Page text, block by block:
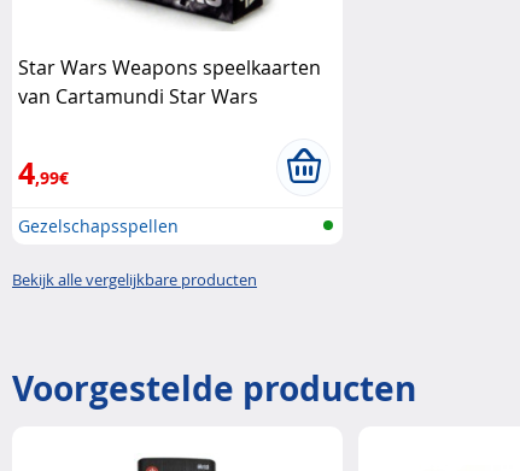
Star Wars Weapons speelkaarten
van Cartamundi Star Wars
4,99€
Gezelschapsspellen
Bekijk alle vergelijkbare producten
Voorgestelde producten